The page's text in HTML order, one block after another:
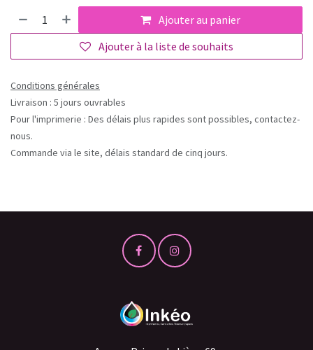
Ajouter au panier
Ajouter à la liste de souhaits
Conditions générales
Livraison : 5 jours ouvrables
Pour l'imprimerie : Des délais plus rapides sont possibles, contactez-
nous.
Commande via le site, délais standard de cinq jours.